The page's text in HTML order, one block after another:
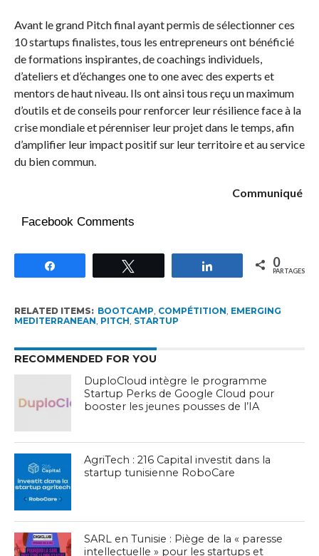
Avant le grand Pitch final ayant permis de sélectionner ces
10 startups finalistes, tous les entrepreneurs ont bénéficié
de formations inspirantes, de coachings individuels,
d’ateliers et d’échanges one to one avec des experts et
mentors de haut niveau. Ils ont ainsi tous reçu un maximum
d’outils et de conseils pour renforcer leur résilience face à la
crise mondiale et pérenniser leur projet dans le temps, afin
d’amplifier leur impact positif sur leur territoire et au service
du bien commun.
Communiqué
Facebook Comments
Partagez 0
PARTAGES
RELATED ITEMS: BOOTCAMP, COMPÉTITION, EMERGING
MEDITERRANEAN, PITCH, STARTUP
RECOMMENDED FOR YOU
DuploCloud intègre le programme
Startup Perks de Google Cloud pour
booster les jeunes pousses de l’IA
AgriTech : 216 Capital investit dans la
startup tunisienne RoboCare
SARL en Tunisie : Piège de la « paresse
intellectuelle » pour les startups et